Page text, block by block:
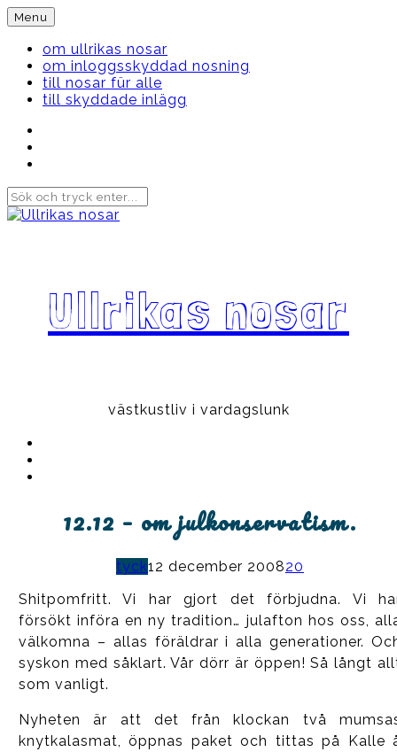
Skip
to
content
Menu
om ullrikas nosar
om inloggsskyddad nosning
till nosar für alle
till skyddade inlägg
Ullrikas nosar
västkustliv i vardagslunk
12.12 – om julkonservatism.
tyck12 december 200820
Shitpomfritt. Vi har gjort det förbjudna. Vi
försökt införa en ny tradition… julafton hos oss,
välkomna – allas föräldrar i alla generationer.
syskon med såklart. Vår dörr är öppen! Så långt
som vanligt.
Nyheten är att det från klockan två
knytkalasmat, öppnas paket och tittas på Kalle